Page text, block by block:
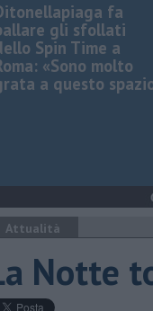
fa
gli sfollati
Spin Time a
«Sono molto
a questo
Attualità
Notte